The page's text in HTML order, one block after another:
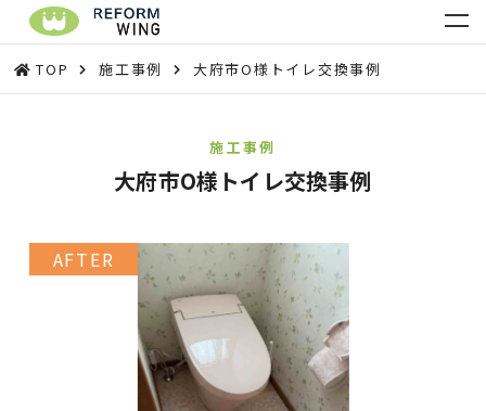
TOP 施工事例 大府市O様トイレ交換事例
施工事例
大府市O様トイレ交換事例